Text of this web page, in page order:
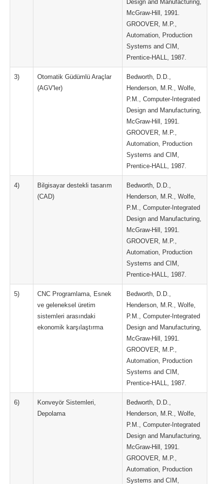
Design and Manufacturing,
McGraw-Hill, 1991.
GROOVER, M.P.,
Automation, Production
Systems and CIM,
Prentice-HALL, 1987.
3)
Otomatik Güdümlü Araçlar
(AGV'ler)
Bedworth, D.D.,
Henderson, M.R., Wolfe,
P.M., Computer-Integrated
Design and Manufacturing,
McGraw-Hill, 1991.
GROOVER, M.P.,
Automation, Production
Systems and CIM,
Prentice-HALL, 1987.
4)
Bilgisayar destekli tasarım
(CAD)
Bedworth, D.D.,
Henderson, M.R., Wolfe,
P.M., Computer-Integrated
Design and Manufacturing,
McGraw-Hill, 1991.
GROOVER, M.P.,
Automation, Production
Systems and CIM,
Prentice-HALL, 1987.
5)
CNC Programlama, Esnek
ve geleneksel üretim
sistemleri arasındaki
ekonomik karşılaştırma
Bedworth, D.D.,
Henderson, M.R., Wolfe,
P.M., Computer-Integrated
Design and Manufacturing,
McGraw-Hill, 1991.
GROOVER, M.P.,
Automation, Production
Systems and CIM,
Prentice-HALL, 1987.
6)
Konveyör Sistemleri,
Depolama
Bedworth, D.D.,
Henderson, M.R., Wolfe,
P.M., Computer-Integrated
Design and Manufacturing,
McGraw-Hill, 1991.
GROOVER, M.P.,
Automation, Production
Systems and CIM,